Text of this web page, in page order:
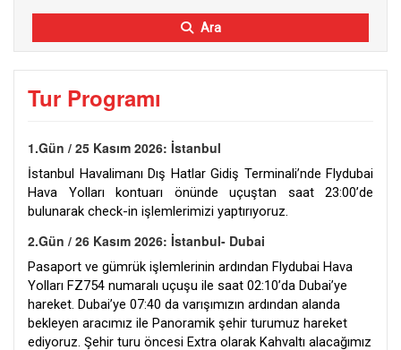
Ara
Tur Programı
1.Gün / 25 Kasım 2026: İstanbul
İstanbul Havalimanı Dış Hatlar Gidiş Terminali’nde Flydubai
Hava Yolları kontuarı önünde uçuştan saat 23:00’de
bulunarak check-in işlemlerimizi yaptırıyoruz.
2.Gün / 26 Kasım 2026: İstanbul- Dubai
Pasaport ve gümrük işlemlerinin ardından Flydubai Hava
Yolları FZ754 numaralı uçuşu ile saat 02:10’da Dubai’ye
hareket. Dubai’ye 07:40 da varışımızın ardından alanda
bekleyen aracımız ile Panoramik şehir turumuz hareket
ediyoruz. Şehir turu öncesi Extra olarak Kahvaltı alacağımız